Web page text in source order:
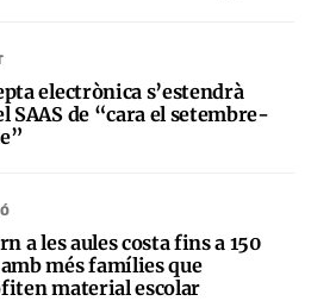
electrònica s’estendrà
SAAS de “cara el setembre-
a les aules costa fins a 150
més famílies que
material escolar